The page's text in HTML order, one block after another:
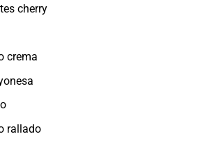
cherry
crema
rallado